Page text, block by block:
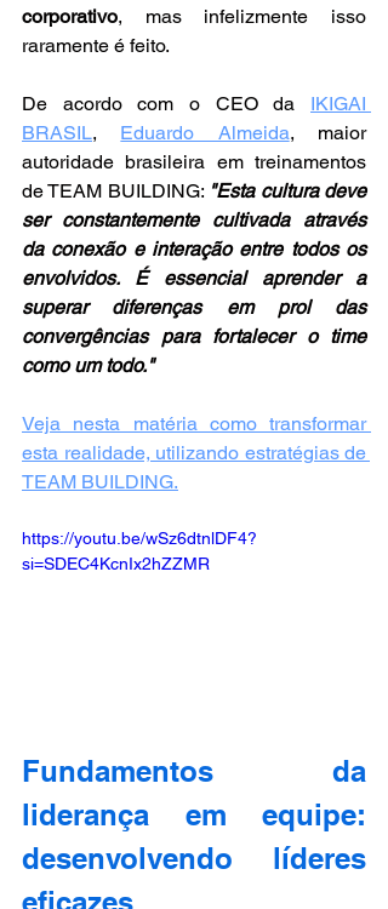
corporativo, mas infelizmente isso
raramente é feito.
De acordo com o CEO da IKIGAI
BRASIL, Eduardo Almeida, maior
autoridade brasileira em treinamentos
de TEAM BUILDING: "Esta cultura deve
ser constantemente cultivada através
da conexão e interação entre todos os
envolvidos. É essencial aprender a
superar diferenças em prol das
convergências para fortalecer o time
como um todo."
Veja nesta matéria como transformar
esta realidade, utilizando estratégias de
TEAM BUILDING.
https://youtu.be/wSz6dtnlDF4?
si=SDEC4KcnIx2hZZMR
Fundamentos da
liderança em equipe:
desenvolvendo líderes
eficazes